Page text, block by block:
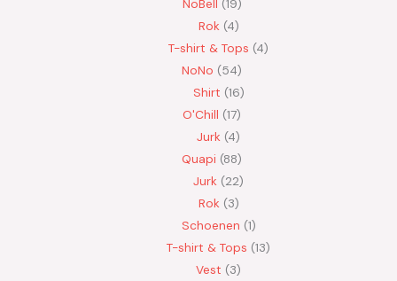
Rok 4
T-shirt & Tops 4
NoNo
54
Shirt 16
O'Chill 17
Jurk 4
Quapi 88
Jurk
22
Rok 3
Schoenen 1
T-shirt & Tops 13
Vest
3